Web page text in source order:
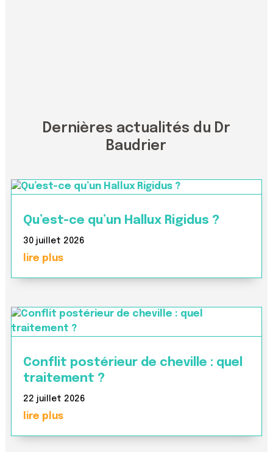
Dernières actualités du Dr
Baudrier
Qu’est-ce qu’un Hallux Rigidus ?
30 juillet 2026
lire plus
Conflit postérieur de cheville : quel
traitement ?
22 juillet 2026
lire plus